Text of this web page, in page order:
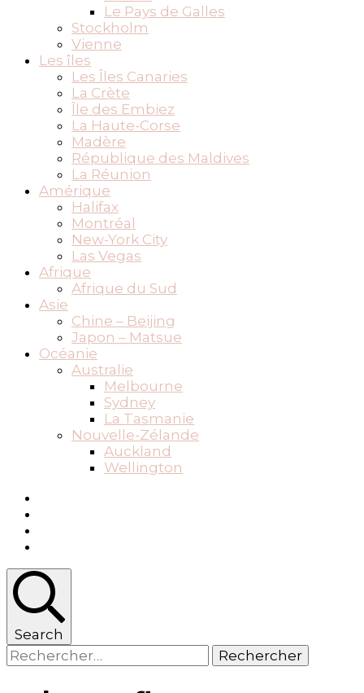
Le Pays de Galles
Stockholm
Vienne
Les îles
Les Îles Canaries
La Crète
Île des Embiez
La Haute-Corse
Madère
République des Maldives
La Réunion
Amérique
Halifax
Montréal
New-York City
Las Vegas
Afrique
Afrique du Sud
Asie
Chine – Beijing
Japon – Matsue
Océanie
Australie
Melbourne
Sydney
La Tasmanie
Nouvelle-Zélande
Auckland
Wellington
Search
Rechercher :